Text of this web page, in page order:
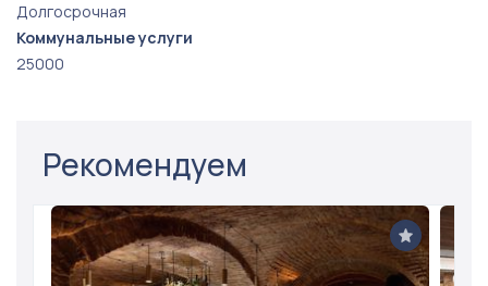
Долгосрочная
Коммунальные услуги
25000
Рекомендуем